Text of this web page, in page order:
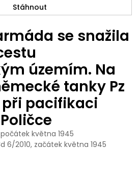
se snažila
územím. Na
tanky Pz
pacifikaci
května 1945
6/2010, začátek května 1945
Stáhnout